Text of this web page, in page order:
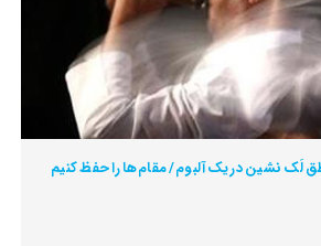
لَک نشین در یک آلبوم/ مقام‌ها را حفظ کنیم